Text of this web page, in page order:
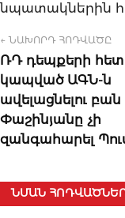
նպատակներին
← ՆԱԽՈՐԴ ՀՈԴՎԱԾԸ
ՌԴ դեպքերի հետ
կապված ԱԳՆ-ն
ավելացնելու բան
Փաշինյանը չի
զանգահարել
ՆՄԱՆ